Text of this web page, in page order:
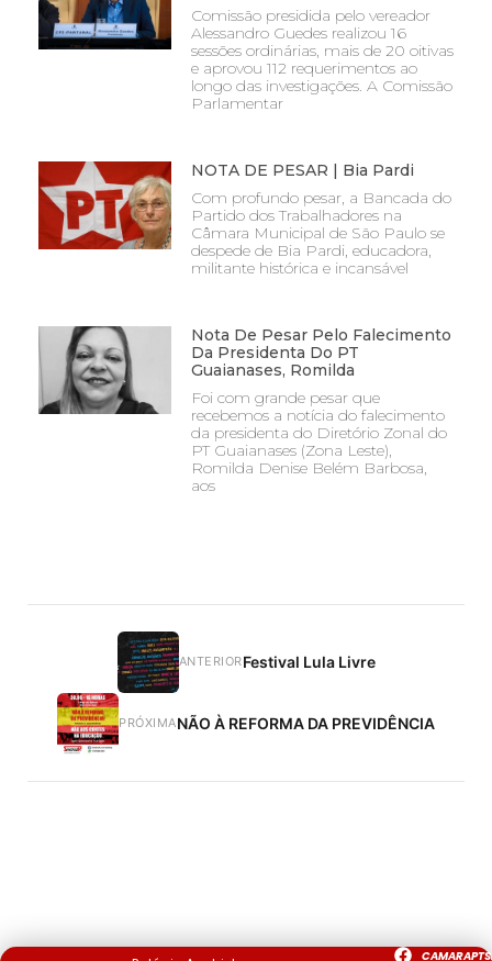
Comissão presidida pelo vereador
Alessandro Guedes realizou 16
sessões ordinárias, mais de 20 oitivas
e aprovou 112 requerimentos ao
longo das investigações. A Comissão
Parlamentar
NOTA DE PESAR | Bia Pardi
Com profundo pesar, a Bancada do
Partido dos Trabalhadores na
Câmara Municipal de São Paulo se
despede de Bia Pardi, educadora,
militante histórica e incansável
Nota De Pesar Pelo Falecimento
Da Presidenta Do PT
Guaianases, Romilda
Foi com grande pesar que
recebemos a notícia do falecimento
da presidenta do Diretório Zonal do
PT Guaianases (Zona Leste),
Romilda Denise Belém Barbosa,
aos
ANTERIORFestival Lula Livre
PRÓXIMANÃO À REFORMA DA PREVIDÊNCIA